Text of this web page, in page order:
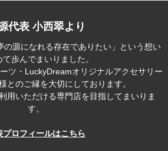
代表 小西翠より
の源になれる存在でありたい」という想い
て歩んでまいりました。
ツ・LuckyDreamオリジナルアクセサリー
とのご縁を大切にしております。
用いただける専門店を目指してまいりま
す。
プロフィールはこちら